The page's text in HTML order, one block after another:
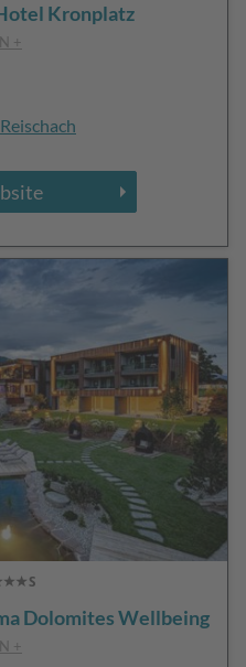
Kronplatz
+
Reischach
Dolomites Wellbeing
+